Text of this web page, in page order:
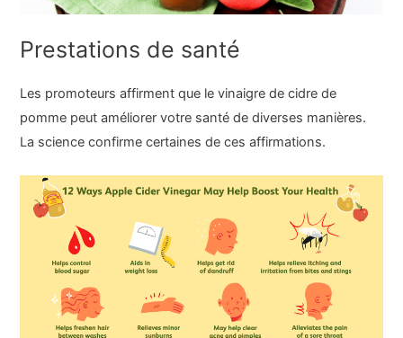
Prestations de santé
Les promoteurs affirment que le vinaigre de cidre de
pomme peut améliorer votre santé de diverses manières.
La science confirme certaines de ces affirmations.